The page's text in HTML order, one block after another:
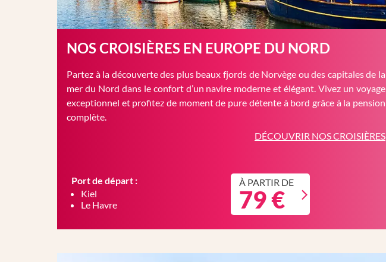
NOS CROISIÈRES EN EUROPE DU NORD
Partez à la découverte des plus beaux fjords de Norvège ou des capitales de la
mer du Nord dans le confort d’un navire moderne et élégant. Vivez un voyage
exceptionnel et profitez de moment de pure détente à bord grâce à la pension
complète.
DÉCOUVRIR NOS CROISIÈRES
Port de départ :
Kiel
Le Havre
À PARTIR DE
79 €